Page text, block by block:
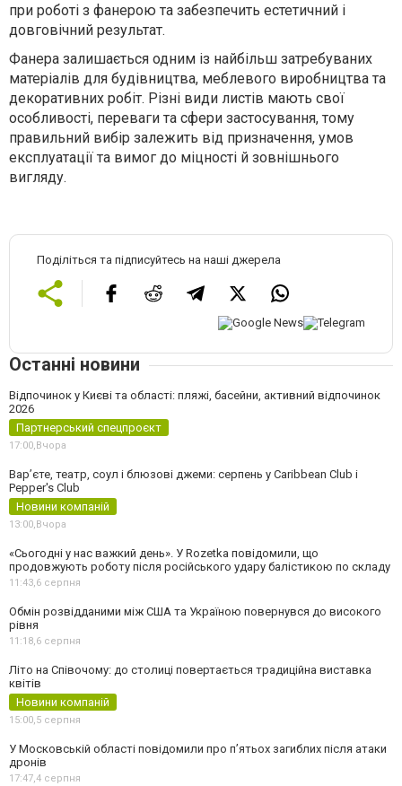
при роботі з фанерою та забезпечить естетичний і
довговічний результат.
Фанера залишається одним із найбільш затребуваних
матеріалів для будівництва, меблевого виробництва та
декоративних робіт. Різні види листів мають свої
особливості, переваги та сфери застосування, тому
правильний вибір залежить від призначення, умов
експлуатації та вимог до міцності й зовнішнього
вигляду.
Поділіться та підписуйтесь на наші джерела
Останні новини
Відпочинок у Києві та області: пляжі, басейни, активний відпочинок
2026
Партнерський спецпроєкт
17:00, Вчора
Вар’єте, театр, соул і блюзові джеми: серпень у Caribbean Club і
Pepper's Club
Новини компаній
13:00, Вчора
«Сьогодні у нас важкий день». У Rozetka повідомили, що
продовжують роботу після російського удару балістикою по складу
11:43,6 серпня
Обмін розвідданими між США та Україною повернувся до високого
рівня
11:18,6 серпня
Літо на Співочому: до столиці повертається традиційна виставка
квітів
Новини компаній
15:00,5 серпня
У Московській області повідомили про п’ятьох загиблих після атаки
дронів
17:47,4 серпня